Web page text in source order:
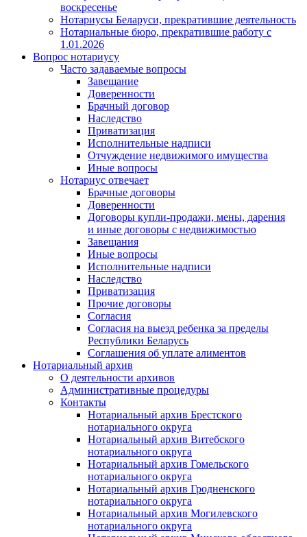
воскресенье
Нотариусы Беларуси, прекратившие деятельность
Нотариальные бюро, прекратившие работу с
1.01.2026
Вопрос нотариусу
Часто задаваемые вопросы
Завещание
Доверенности
Брачный договор
Наследство
Приватизация
Исполнительные надписи
Отчуждение недвижимого имущества
Иные вопросы
Нотариус отвечает
Брачные договоры
Доверенности
Договоры купли-продажи, мены, дарения
и иные договоры с недвижимостью
Завещания
Иные вопросы
Исполнительные надписи
Наследство
Приватизация
Прочие договоры
Согласия
Согласия на выезд ребенка за пределы
Республики Беларусь
Соглашения об уплате алиментов
Нотариальный архив
О деятельности архивов
Административные процедуры
Контакты
Нотариальный архив Брестского
нотариального округа
Нотариальный архив Витебского
нотариального округа
Нотариальный архив Гомельского
нотариального округа
Нотариальный архив Гродненского
нотариального округа
Нотариальный архив Могилевского
нотариального округа